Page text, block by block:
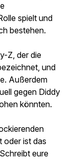
spielt und
bestehen.
Z, der die
und
Außerdem
gegen Diddy
könnten.
oder ist das
eure